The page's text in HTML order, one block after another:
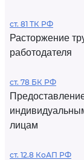
ст. 81 ТК РФ
Расторжение
работодателя
ст. 78 БК РФ
лицам
ст. 12.8 КоАП РФ